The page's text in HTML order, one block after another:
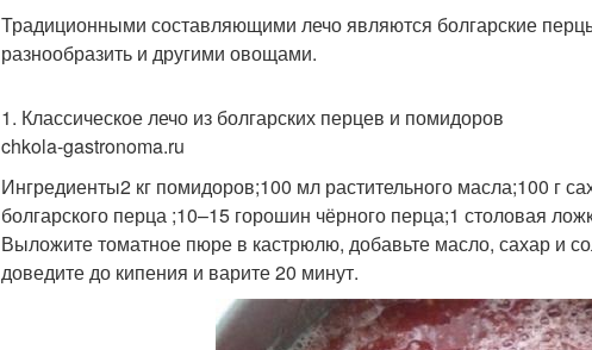
Лечо с луком Пикантное лечо
Традиционными составляющими лечо являются болгарские
разнообразить и другими овощами.
1. Классическое лечо из болгарских перцев и помидоров
chkola-gastronoma.ru
Ингредиенты2 кг помидоров;100 мл растительного масла;100 г
болгарского перца ;10–15 горошин чёрного перца;1 столовая
Выложите томатное пюре в кастрюлю, добавьте масло, сахар и
доведите до кипения и варите 20 минут.